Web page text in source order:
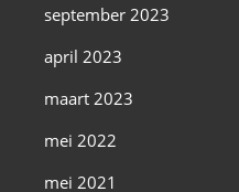
september 2023
april 2023
maart 2023
mei 2022
mei 2021